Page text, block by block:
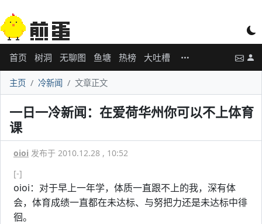
首页 树洞 无聊图 鱼塘 热榜 大吐槽
主页 冷新闻 文章正文
一日一冷新闻：在爱荷华州你可以不上体育
课
oioi 发布于 2010.12.28 , 10:52
[-]
oioi：对于早上一年学，体质一直跟不上的我，深有体
会，体育成绩一直都在未达标、与努把力还是未达标中徘
徊。